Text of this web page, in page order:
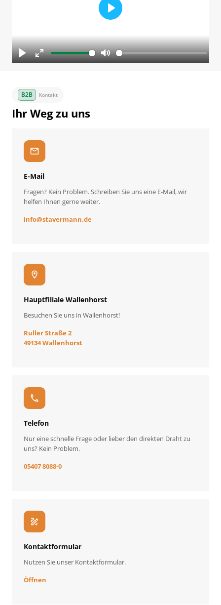
PlayEnter
Mute
Play
Kontakt
Ihr Weg zu uns
mail
E-Mail
Fragen? Kein Problem. Schreiben Sie uns eine E-Mail, wir
helfen Ihnen gerne weiter.
info@stavermann.de
location_on
Hauptfiliale Wallenhorst
Besuchen Sie uns in Wallenhorst!
Ruller Straße 2
49134 Wallenhorst
call
Telefon
Nur eine schnelle Frage oder lieber den direkten Draht zu
uns? Kein Problem.
05407 8088-0
draw
Kontaktformular
Nutzen Sie unser Kontaktformular.
Öffnen